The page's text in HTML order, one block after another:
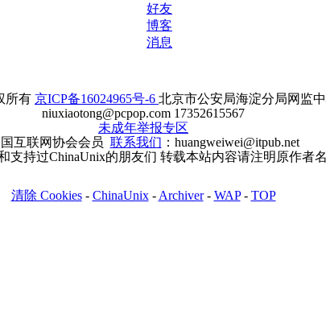
好友
博客
消息
所有 京ICP备16024965号-6 北京市公安局海淀分局网监
niuxiaotong@pcpop.com 17352615567
未成年举报专区
互联网协会会员 联系我们 ：huangweiwei@itpub.net
支持过ChinaUnix的朋友们 转载本站内容请注明原作者
清除 Cookies- ChinaUnix- Archiver- WAP- TOP